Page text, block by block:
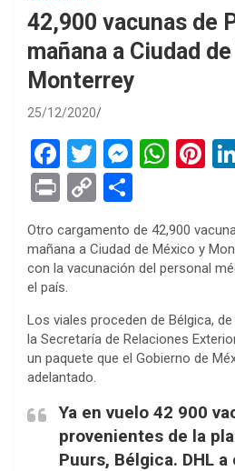
42,900 vacunas de
mañana a Ciudad
Monterrey
25/12/2020
F
a
ce
b
o
o
k
T
wi
tt
er
M
n
g
W
s
A
p
Pi
es
t
Pr
t
C
py
Li
k
h
ar
e
Otro cargamento de 42,900
mañana a Ciudad de México y
con la vacunación del personal
el país.
Los viales proceden de Bélgica,
la Secretaría de Relaciones
un paquete que el Gobierno de
adelantado.
Ya en vuelo 42 900
provenientes de la
Puurs, Bélgica. DHL